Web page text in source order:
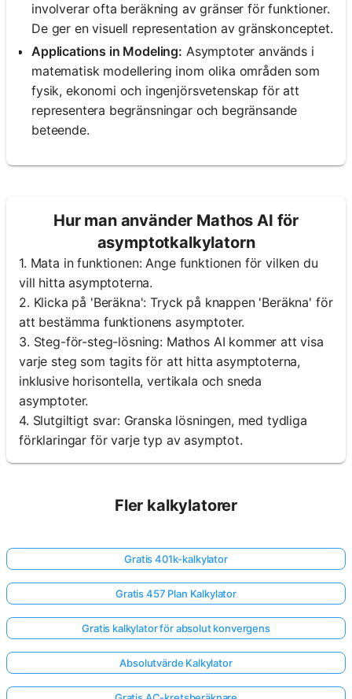
frågor
fråga
involverar ofta beräkning av gränser för funktioner.
De ger en visuell representation av gränskonceptet.
Applications in Modeling: Asymptoter används i
matematisk modellering inom olika områden som
fysik, ekonomi och ingenjörsvetenskap för att
representera begränsningar och begränsande
beteende.
Hur man använder Mathos AI för
asymptotkalkylatorn
1. Mata in funktionen: Ange funktionen för vilken du
vill hitta asymptoterna.
2. Klicka på 'Beräkna': Tryck på knappen 'Beräkna' för
att bestämma funktionens asymptoter.
3. Steg-för-steg-lösning: Mathos AI kommer att visa
varje steg som tagits för att hitta asymptoterna,
inklusive horisontella, vertikala och sneda
asymptoter.
4. Slutgiltigt svar: Granska lösningen, med tydliga
förklaringar för varje typ av asymptot.
Fler kalkylatorer
Gratis 401k-kalkylator
Gratis 457 Plan Kalkylator
Gratis kalkylator för absolut konvergens
Absolutvärde Kalkylator